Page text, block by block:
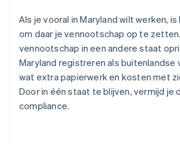
Als je vooral in Maryland wilt werken,
om daar je vennootschap op te
vennootschap in een andere staat
Maryland registreren als buitenlandse
wat extra papierwerk en kosten met
Door in één staat te blijven, vermijd je
compliance.